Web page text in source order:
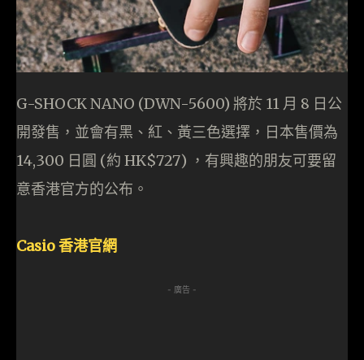
G-SHOCK NANO (DWN-5600) 將於 11 月 8 日公
開發售，並會有黑、紅、黃三色選擇，日本售價為
14,300 日圓 (約 HK$727) ，有興趣的朋友可要留
意香港官方的公布。
Casio 香港官網
- 廣告 -